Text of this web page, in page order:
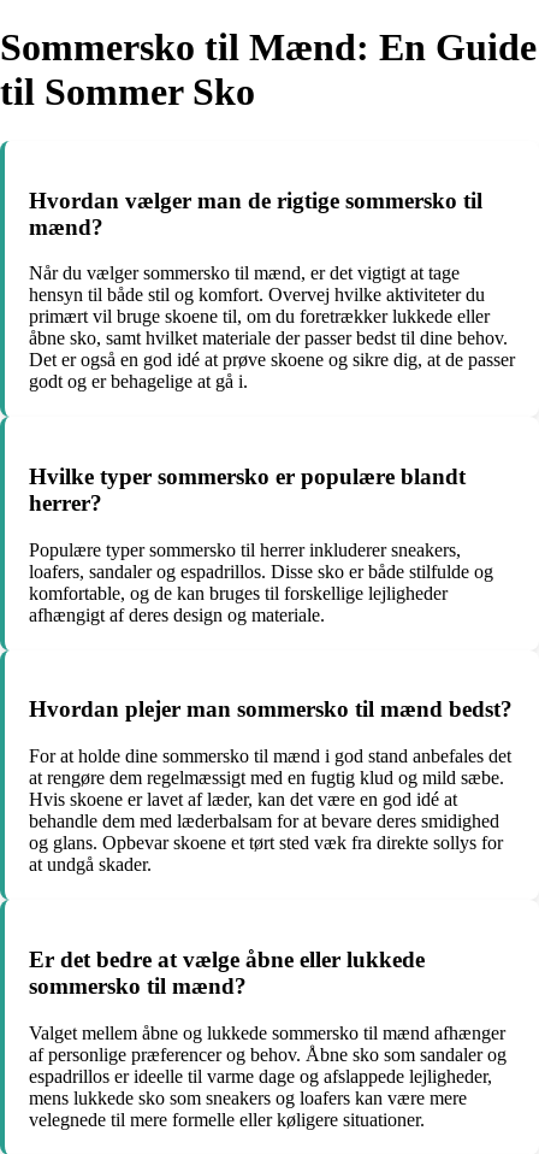
Sommersko til Mænd: En Guide
til Sommer Sko
Hvordan vælger man de rigtige sommersko til
mænd?
Når du vælger sommersko til mænd, er det vigtigt at tage
hensyn til både stil og komfort. Overvej hvilke aktiviteter du
primært vil bruge skoene til, om du foretrækker lukkede eller
åbne sko, samt hvilket materiale der passer bedst til dine behov.
Det er også en god idé at prøve skoene og sikre dig, at de passer
godt og er behagelige at gå i.
Hvilke typer sommersko er populære blandt
herrer?
Populære typer sommersko til herrer inkluderer sneakers,
loafers, sandaler og espadrillos. Disse sko er både stilfulde og
komfortable, og de kan bruges til forskellige lejligheder
afhængigt af deres design og materiale.
Hvordan plejer man sommersko til mænd bedst?
For at holde dine sommersko til mænd i god stand anbefales det
at rengøre dem regelmæssigt med en fugtig klud og mild sæbe.
Hvis skoene er lavet af læder, kan det være en god idé at
behandle dem med læderbalsam for at bevare deres smidighed
og glans. Opbevar skoene et tørt sted væk fra direkte sollys for
at undgå skader.
Er det bedre at vælge åbne eller lukkede
sommersko til mænd?
Valget mellem åbne og lukkede sommersko til mænd afhænger
af personlige præferencer og behov. Åbne sko som sandaler og
espadrillos er ideelle til varme dage og afslappede lejligheder,
mens lukkede sko som sneakers og loafers kan være mere
velegnede til mere formelle eller køligere situationer.